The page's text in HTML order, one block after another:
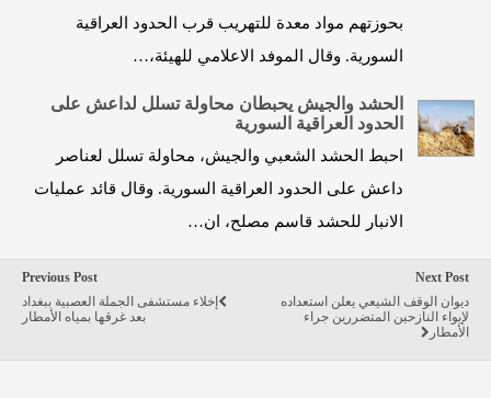
بحوزتهم مواد معدة للتهريب قرب الحدود العراقية
السورية. وقال الموفد الاعلامي للهيئة،…
الحشد والجيش يحبطان محاولة تسلل لداعش على
الحدود العراقية السورية
احبط الحشد الشعبي والجيش، محاولة تسلل لعناصر
داعش على الحدود العراقية السورية. وقال قائد عمليات
الانبار للحشد قاسم مصلح، ان…
Previous Post
إخلاء مستشفى الجملة العصبية ببغداد
بعد غرقها بمياه الأمطار
Next Post
ديوان الوقف الشيعي يعلن استعداده
لإيواء النازحين المتضررين جراء
الأمطار